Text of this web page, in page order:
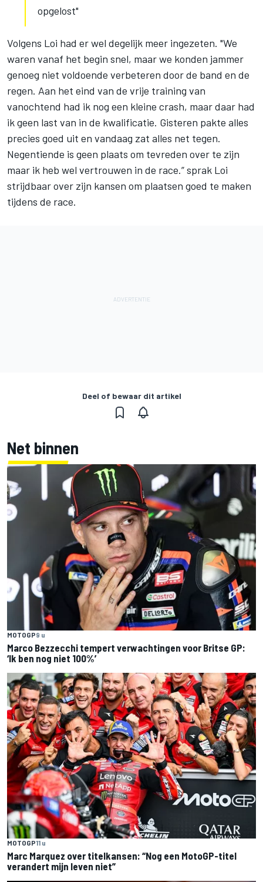
opgelost"
Volgens Loi had er wel degelijk meer ingezeten. "We
waren vanaf het begin snel, maar we konden jammer
genoeg niet voldoende verbeteren door de band en de
regen. Aan het eind van de vrije training van
vanochtend had ik nog een kleine crash, maar daar had
ik geen last van in de kwalificatie. Gisteren pakte alles
precies goed uit en vandaag zat alles net tegen.
Negentiende is geen plaats om tevreden over te zijn
maar ik heb wel vertrouwen in de race.” sprak Loi
strijdbaar over zijn kansen om plaatsen goed te maken
tijdens de race.
Deel of bewaar dit artikel
Net binnen
MOTOGP9 u
Marco Bezzecchi tempert verwachtingen voor Britse GP:
‘Ik ben nog niet 100%’
MOTOGP11 u
Marc Marquez over titelkansen: “Nog een MotoGP-titel
verandert mijn leven niet”